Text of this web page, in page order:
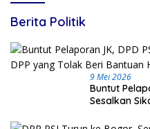
Berita Politik
9 Mei 2026
Buntut
Sesalkan